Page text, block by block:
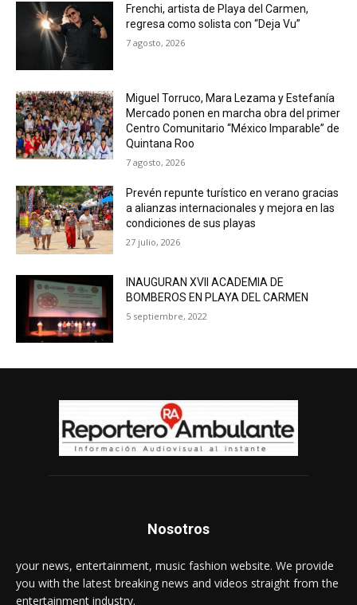
Frenchi, artista de Playa del Carmen,
regresa como solista con “Deja Vu”
7 agosto, 2026
Miguel Torruco, Mara Lezama y Estefanía
Mercado ponen en marcha obra del primer
Centro Comunitario “México Imparable” de
Quintana Roo
7 agosto, 2026
Prevén repunte turístico en verano gracias
a alianzas internacionales y mejora en las
condiciones de sus playas
27 julio, 2026
INAUGURAN XVII ACADEMIA DE
BOMBEROS EN PLAYA DEL CARMEN
5 septiembre, 2022
Nosotros
your news, entertainment, music fashion website. We provide
you with the latest breaking news and videos straight from the
entertainment industry.